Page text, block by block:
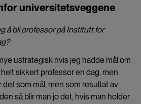
universitetsveggene
å bli professor på Institutt for
ustrategisk hvis jeg hadde mål om
sikkert professor en dag, men
det som mål, men som resultat av
så blir man jo det, hvis man holder